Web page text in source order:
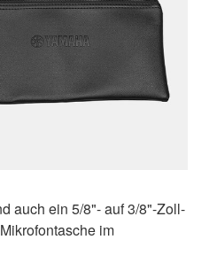
auch ein 5/8"- auf 3/8"-Zoll-
im